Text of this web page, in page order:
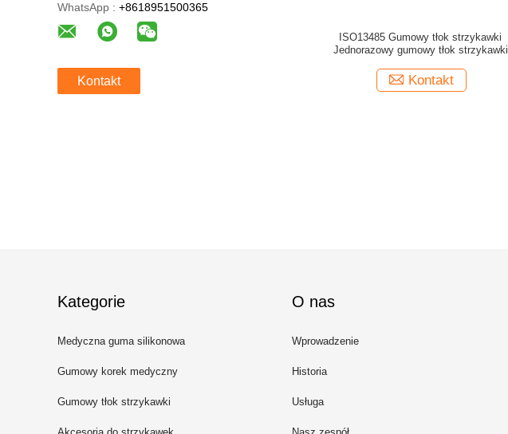
WhatsApp : +8618951500365
Kontakt
ISO13485 Gumowy tłok strzykawki
Jednorazowy gumowy tłok strzykawki
Kontakt
Kategorie
Medyczna guma silikonowa
Gumowy korek medyczny
Gumowy tłok strzykawki
O nas
Wprowadzenie
Historia
Usługa